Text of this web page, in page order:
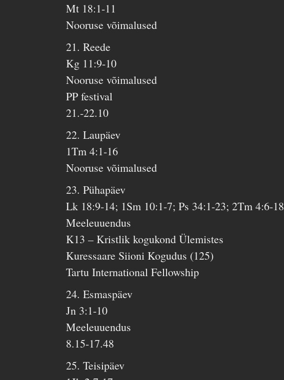
Mt 18:1-11
Nooruse võimalused
21. Reede
Kg 11:9-10
Nooruse võimalused
PP festival
21.-22.10
22. Laupäev
1Tm 4:1-16
Nooruse võimalused
23. Pühapäev
Lk 18:9-14; 1Sm 10:1-7; Ps 34:1-23; 2Tm 4:6-18
Meeleuuendus
K13 – Kristlik kogukond Ülemistes
Kuressaare Siioni Kogudus (125)
Tartu International Fellowship
24. Esmaspäev
Jn 3:1-10
Meeleuuendus
8.15-17.48
25. Teisipäev